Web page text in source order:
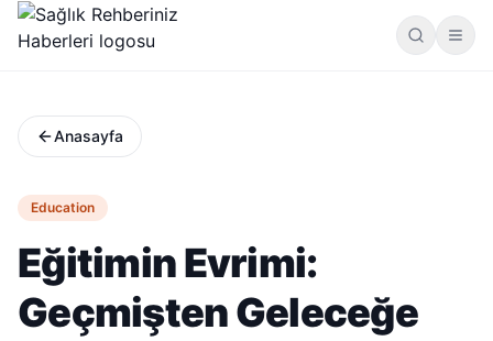
Anasayfa
Education
Eğitimin Evrimi:
Geçmişten Geleceğe